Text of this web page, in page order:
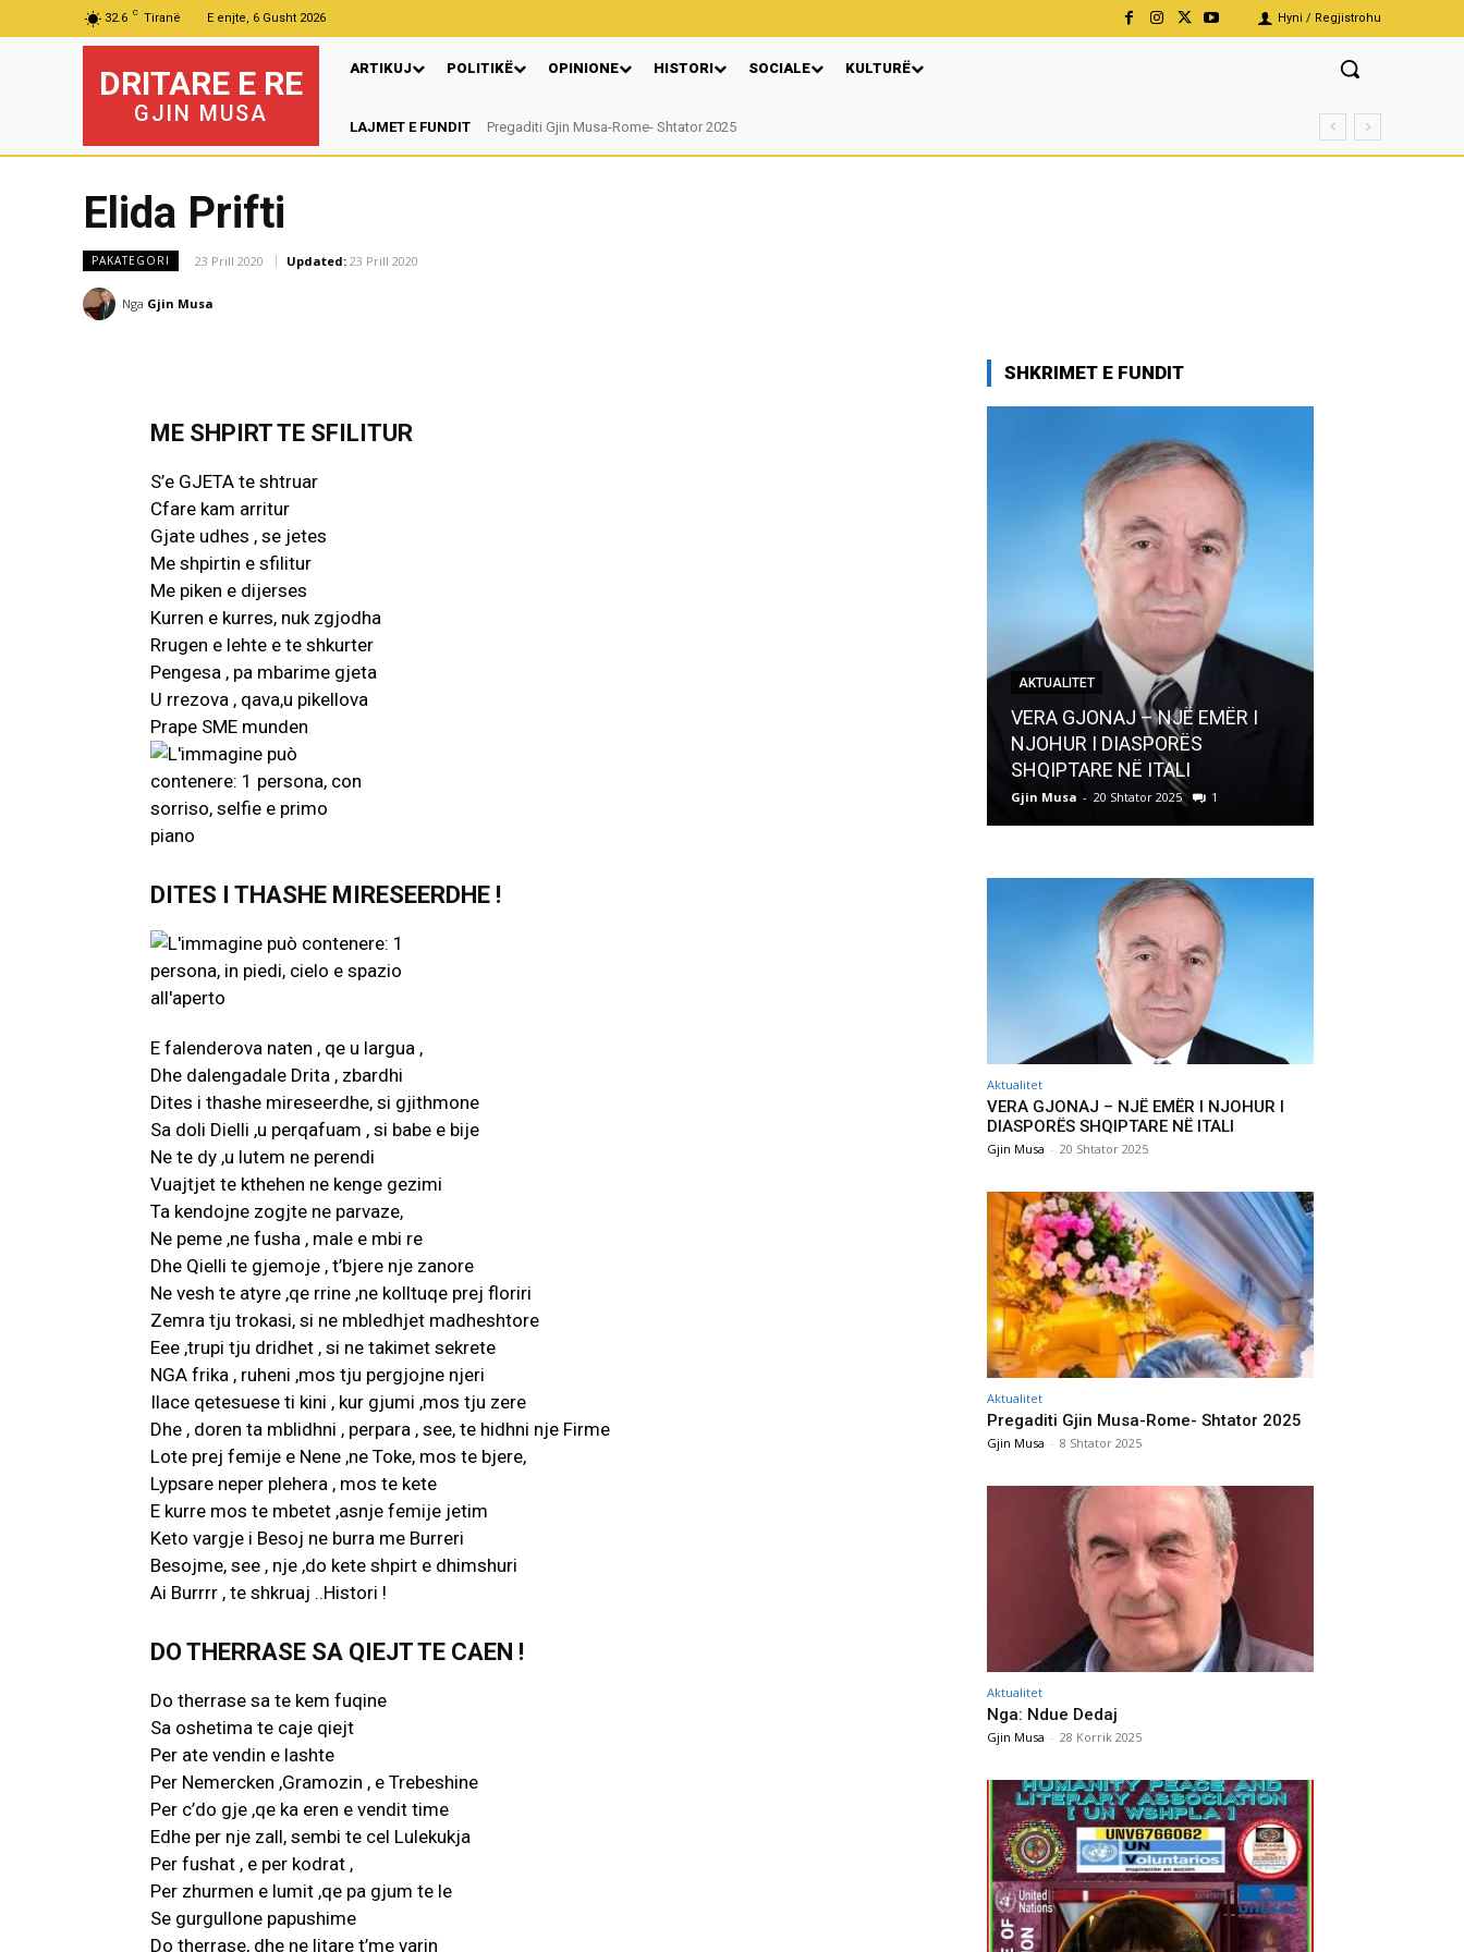
32.6 C Tiranë E enjte, 6 Gusht 2026 Hyni / Regjistrohu
DRITARE E RE
GJIN MUSA
ARTIKUJ POLITIKË OPINIONE HISTORI SOCIALE KULTURË
LAJMET E FUNDIT Pregaditi Gjin Musa-Rome- Shtator 2025
Nga: Ndue Dedaj
Elida Prifti
PAKATEGORI 23 Prill 2020 Updated: 23 Prill 2020
Nga Gjin Musa
ME SHPIRT TE SFILITUR
S’e GJETA te shtruar
Cfare kam arritur
Gjate udhes , se jetes
Me shpirtin e sfilitur
Me piken e dijerses
Kurren e kurres, nuk zgjodha
Rrugen e lehte e te shkurter
Pengesa , pa mbarime gjeta
U rrezova , qava,u pikellova
Prape SME munden
DITES I THASHE MIRESEERDHE !
E falenderova naten , qe u largua ,
Dhe dalengadale Drita , zbardhi
Dites i thashe mireseerdhe, si gjithmone
Sa doli Dielli ,u perqafuam , si babe e bije
Ne te dy ,u lutem ne perendi
Vuajtjet te kthehen ne kenge gezimi
Ta kendojne zogjte ne parvaze,
Ne peme ,ne fusha , male e mbi re
Dhe Qielli te gjemoje , t’bjere nje zanore
Ne vesh te atyre ,qe rrine ,ne kolltuqe prej floriri
Zemra tju trokasi, si ne mbledhjet madheshtore
Eee ,trupi tju dridhet , si ne takimet sekrete
NGA frika , ruheni ,mos tju pergjojne njeri
Ilace qetesuese ti kini , kur gjumi ,mos tju zere
Dhe , doren ta mblidhni , perpara , see, te hidhni nje Firme
Lote prej femije e Nene ,ne Toke, mos te bjere,
Lypsare neper plehera , mos te kete
E kurre mos te mbetet ,asnje femije jetim
Keto vargje i Besoj ne burra me Burreri
Besojme, see , nje ,do kete shpirt e dhimshuri
Ai Burrrr , te shkruaj ..Histori !
DO THERRASE SA QIEJT TE CAEN !
Do therrase sa te kem fuqine
Sa oshetima te caje qiejt
Per ate vendin e lashte
Per Nemercken ,Gramozin , e Trebeshine
Per c’do gje ,qe ka eren e vendit time
Edhe per nje zall, sembi te cel Lulekukja
Per fushat , e per kodrat ,
Per zhurmen e lumit ,qe pa gjum te le
Se gurgullone papushime
Do therrase, dhe ne litare t’me varin
SHKRIMET E FUNDIT
AKTUALITET
VERA GJONAJ – NJË EMËR I
NJOHUR I DIASPORËS
SHQIPTARE NË ITALI
Gjin Musa - 20 Shtator 2025 1
Aktualitet
VERA GJONAJ – NJË EMËR I NJOHUR I
DIASPORËS SHQIPTARE NË ITALI
Gjin Musa - 20 Shtator 2025
Aktualitet
Pregaditi Gjin Musa-Rome- Shtator 2025
Gjin Musa - 8 Shtator 2025
Aktualitet
Nga: Ndue Dedaj
Gjin Musa - 28 Korrik 2025